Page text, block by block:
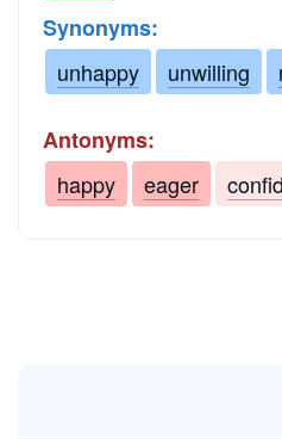
Synonyms:
unhappy
unwilling
Antonyms:
happy
eager